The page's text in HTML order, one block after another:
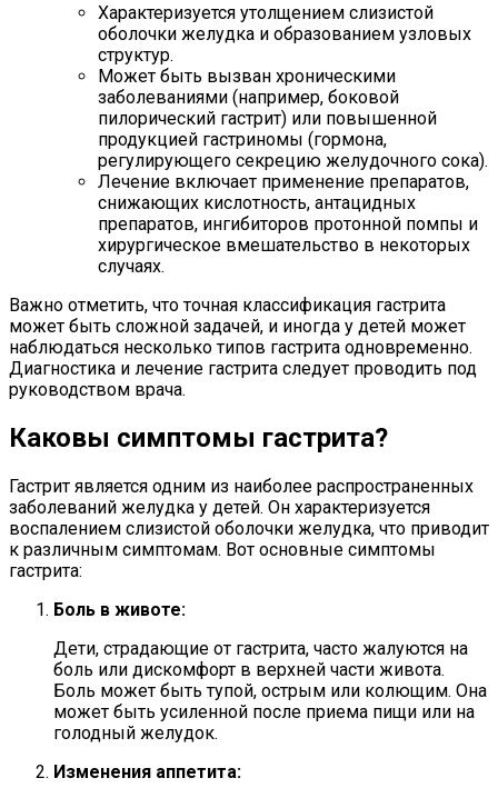
Характеризуется утолщением слизистой
оболочки желудка и образованием узловых
структур.
Может быть вызван хроническими
заболеваниями (например, боковой
пилорический гастрит) или повышенной
продукцией гастриномы (гормона,
регулирующего секрецию желудочного сока).
Лечение включает применение препаратов,
снижающих кислотность, антацидных
препаратов, ингибиторов протонной помпы и
хирургическое вмешательство в некоторых
случаях.
Важно отметить, что точная классификация гастрита
может быть сложной задачей, и иногда у детей может
наблюдаться несколько типов гастрита одновременно.
Диагностика и лечение гастрита следует проводить под
руководством врача.
Каковы симптомы гастрита?
Гастрит является одним из наиболее распространенных
заболеваний желудка у детей. Он характеризуется
воспалением слизистой оболочки желудка, что приводит
к различным симптомам. Вот основные симптомы
гастрита:
Боль в животе:
Дети, страдающие от гастрита, часто жалуются на
боль или дискомфорт в верхней части живота.
Боль может быть тупой, острым или колющим. Она
может быть усиленной после приема пищи или на
голодный желудок.
Изменения аппетита: